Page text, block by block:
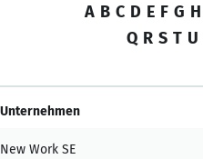
A B C D E F G H
Q R S T U
Unternehmen
New Work SE